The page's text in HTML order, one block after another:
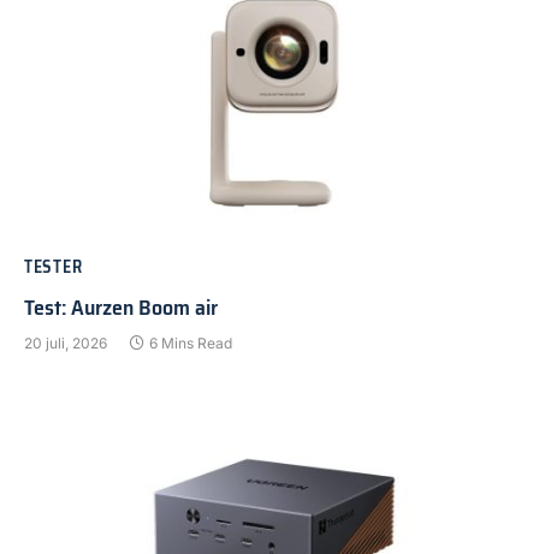
TESTER
Test: Aurzen Boom air
20 juli, 2026 6 Mins Read